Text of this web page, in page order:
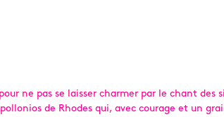
ne pas se laisser charmer par le chant des
de Rhodes qui, avec courage et un